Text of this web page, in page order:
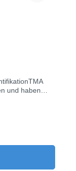
5 Sternen
und haben